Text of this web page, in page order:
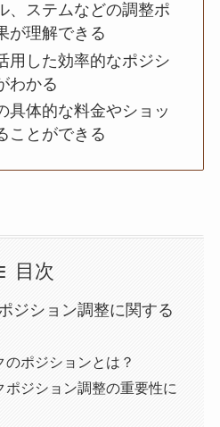
、ステムなどの調整ポ
が理解できる
用した効率的なポジシ
わかる
具体的な料金やショッ
ことができる
目次
ジション調整に関する
のポジションとは？
ポジション調整の重要性に